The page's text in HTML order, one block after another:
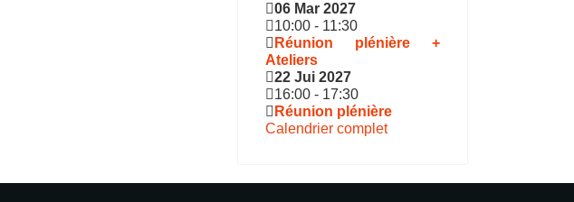
06 Mar 2027
10:00 - 11:30
Réunion plénière +
Ateliers
22 Jui 2027
16:00 - 17:30
Réunion plénière
Calendrier complet